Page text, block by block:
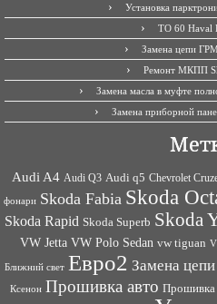
Установка
ТО 60 Haval
Замена цепи
Ремонт МКПП
Замена масла в муфте
Замена приборной
Audi A4 Audi Q3 Audi q5 Chevrolet
фонари Skoda Fabia Skoda
Skoda Rapid Skoda Superb Skoda
VW Jetta VW Polo Sedan vw tiguan
Ближний свет Евро2 Замена
Ксенон Прошивка авто Прошивка